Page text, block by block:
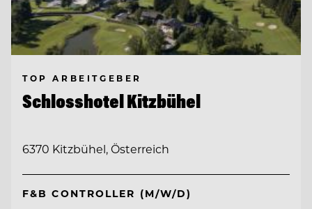
TOP ARBEITGEBER
Schlosshotel Kitzbühel
6370 Kitzbühel, Österreich
F&B CONTROLLER (M/W/D)